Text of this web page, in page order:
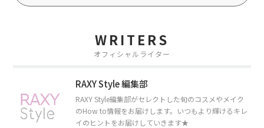
WRITERS
オフィシャルライター
RAXY Style 編集部
RAXY Style編集部がセレクトした旬のコスメやメイク
のHow to情報をお届けします。いつもより輝けるキレ
イのヒントをお届けしていきます★